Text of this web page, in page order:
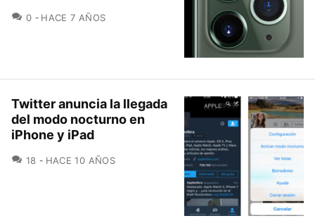
0 COMENTARIOS
HACE 7 AÑOS
Twitter anuncia la llegada
del modo nocturno en
iPhone y iPad
18 COMENTARIOS
HACE 10 AÑOS